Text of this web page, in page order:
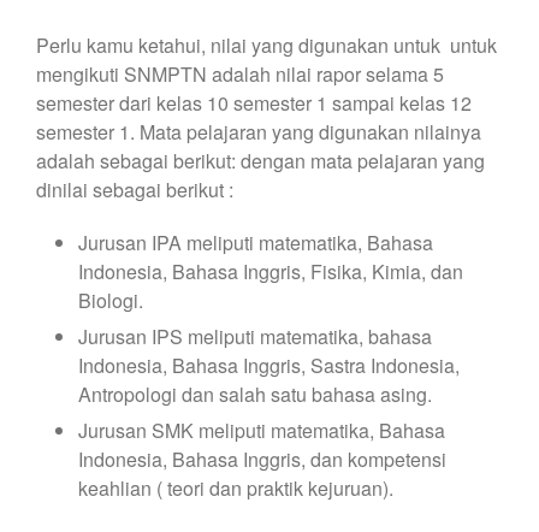
Perlu kamu ketahui, nilai yang digunakan untuk untuk
mengikuti SNMPTN adalah nilai rapor selama 5
semester dari kelas 10 semester 1 sampai kelas 12
semester 1. Mata pelajaran yang digunakan nilainya
adalah sebagai berikut: dengan mata pelajaran yang
dinilai sebagai berikut :
Jurusan IPA meliputi matematika, Bahasa
Indonesia, Bahasa Inggris, Fisika, Kimia, dan
Biologi.
Jurusan IPS meliputi matematika, bahasa
Indonesia, Bahasa Inggris, Sastra Indonesia,
Antropologi dan salah satu bahasa asing.
Jurusan SMK meliputi matematika, Bahasa
Indonesia, Bahasa Inggris, dan kompetensi
keahlian ( teori dan praktik kejuruan).